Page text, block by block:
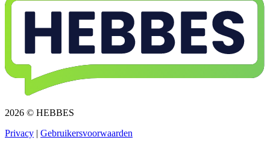
2026 © HEBBES
Privacy​​​​‌ ‍ ​‍​‍‌‍ ‌ ​‍‌‍‍‌‌‍‌ ‌‍‍‌‌‍ ‍​‍​‍​ ‍‍​‍​‍‌ ​ ‌‍​‌‌‍ ‍‌‍‍‌‌ ‌​‌ ‍‌​‍ ‍‌‍‍‌‌‍ ​‍​‍​‍ ​​‍​‍‌‍‍​‌ ​‍‌‍‌‌‌‍‌‍​‍​‍​ ‍‍​‍​‍‌‍‍​‌ ‌​‌ ‌​‌ ​​​ ‍‍​‍ ​‍ ‌‍ ​‌‍ ‌‍​ ‌‍​‌‌‍ ​‌‍‍​‌‍ ‌ ​ ‌ ‌​​ ‍‍​ ​ ​ ​ ​ ​ ​ ​ ​‍ ‌‍‍‌‌‍ ‍‌ ‌​‌‍‌‌‌‍ ‍‌ ‌​​‍ ‌‍‌‌‌‍‌​‌‍‍‌‌ ‌​​‍ ‌‍ ‌‌‍ ‌‍‌​‌‍‌‌​ ‌‌ ​​‌ ​‍‌‍‌‌‌ ​ ‌‍‌‌‌‍ ‍‌ ‌​‌‍​‌‌ ‌​‌‍‍‌‌‍ ‌‍ ‍​ ‍ ‌‍‍‌‌‍‌​​ ‌‌‍‌ ‌‍ ​‌‍ ‌‍​‍‌‍​‌‌‍ ​​ ‍ ‌ ‌​‌ ‍‌‌ ​​‌‍‌‌​ ‌‌‍‌ ‌‍ ​‌‍ ‌‍​‍‌‍​‌‌‍ ​​ ‍ ‌ ​​‌‍​‌‌ ‌​‌‍‍​​ ‌‌‍‌‍‌‍ ‌‍ ‌ ‌​‌‍‌‌‌ ​‍​‍ ‍‌‍ ​‌‍‌‌‌‍‌ ‌‍​‌‌‍ ​​‍‌‌​ ‌‌‌​​‍‌‌ ‌‍‍ ‌‍‌‌‌ ‍‌​‍‌‌​ ​ ‌​‌​​‍‌‌​ ​ ‌​‌​​‍‌‌​ ​‍​ ​‍​ ​‌​ ‍​‌‍‌‌​ ‌‍‌‍‌​‌‍‌‌‌‍‌‌​ ‌‍​ ​ ​ ‍‌​ ‌‌​ ‌​​‍‌‌​ ​‍​ ​‍​‍‌‌​ ‌‌‌​‌​​‍ ‍‌‍ ​‌‍​‌‌‍​‍‌‍‌‌‌‍ ​​ ‌‍​‍‌‍​‌‌ ​ ‌‍‌‌‌‌‌‌‌ ​‍‌‍ ​​ ‌‌‍‍​‌ ‌​‌ ‌​‌ ​​​‍‌‌​ ​ ‌​​‌​‍‌‌​ ​‍‌​‌‍​‍‌‌​ ​‍‌​‌‍‌‍ ​‌‍ ‌‍​ ‌‍​‌‌‍ ​‌‍‍​‌‍ ‌ ​ ‌ ‌​​‍‌‌​ ​ ‌​​‌​ ​ ​ ​ ​ ​ ​ ​ ​‍‌‍‌‍‍‌‌‍‌​​ ‌‌‍‌ ‌‍ ​‌‍ ‌‍​‍‌‍​‌‌‍ ​​‍‌‍‌ ‌​‌ ‍‌‌ ​​‌‍‌‌​ ‌‌‍‌ ‌‍ ​‌‍ ‌‍​‍‌‍​‌‌‍ ​​‍‌‍‌ ​​‌‍​‌‌ ‌​‌‍‍​​ ‌‌‍‌‍‌‍ ‌‍ ‌ ‌​‌‍‌‌‌ ​‍​‍ ‍‌‍ ​‌‍‌‌‌‍‌ ‌‍​‌‌‍ ​​‍‌‌​ ‌‌‌​​‍‌‌ ‌‍‍ ‌‍‌‌‌ ‍‌​‍‌‌​ ​ ‌​‌​​‍‌‌​ ​ ‌​‌​​‍‌‌​ ​‍​ ​‍​ ​‌​ ‍​‌‍‌‌​ ‌‍‌‍‌​‌‍‌‌‌‍‌‌​ ‌‍​ ​ ​ ‍‌​ ‌‌​ ‌​​‍‌‌​ ​‍​ ​‍​‍‌‌​ ‌‌‌​‌​​‍ ‍‌‍ ​‌‍​‌‌‍​‍‌‍‌‌‌‍ ​​‍‌‍‌ ​​‌‍‌‌‌ ​‍‌ ​ ‌ ​​‌‍‌‌‌‍​ ‌ ‌​‌‍‍‌‌ ‌‍‌‍‌‌​ ‌‌ ​​‌ ‌‌‌‍​‍‌‍ ​‌‍‍‌‌ ​ ‌‍‍​‌‍‌‌‌‍‌​​‍​‍‌ ‌ | Gebruikersvoorwaarden​​​​‌ ‍ ​‍​‍‌‍ ‌ ​‍‌‍‍‌‌‍‌ ‌‍‍‌‌‍ ‍​‍​‍​ ‍‍​‍​‍‌ ​ ‌‍​‌‌‍ ‍‌‍‍‌‌ ‌​‌ ‍‌​‍ ‍‌‍‍‌‌‍ ​‍​‍​‍ ​​‍​‍‌‍‍​‌ ​‍‌‍‌‌‌‍‌‍​‍​‍​ ‍‍​‍​‍‌‍‍​‌ ‌​‌ ‌​‌ ​​​ ‍‍​‍ ​‍ ‌‍ ​‌‍ ‌‍​ ‌‍​‌‌‍ ​‌‍‍​‌‍ ‌ ​ ‌ ‌​​ ‍‍​ ​ ​ ​ ​ ​ ​ ​ ​‍ ‌‍‍‌‌‍ ‍‌ ‌​‌‍‌‌‌‍ ‍‌ ‌​​‍ ‌‍‌‌‌‍‌​‌‍‍‌‌ ‌​​‍ ‌‍ ‌‌‍ ‌‍‌​‌‍‌‌​ ‌‌ ​​‌ ​‍‌‍‌‌‌ ​ ‌‍‌‌‌‍ ‍‌ ‌​‌‍​‌‌ ‌​‌‍‍‌‌‍ ‌‍ ‍​ ‍ ‌‍‍‌‌‍‌​​ ‌‌‍‌ ‌‍ ​‌‍ ‌‍​‍‌‍​‌‌‍ ​​ ‍ ‌ ‌​‌ ‍‌‌ ​​‌‍‌‌​ ‌‌‍‌ ‌‍ ​‌‍ ‌‍​‍‌‍​‌‌‍ ​​ ‍ ‌ ​​‌‍​‌‌ ‌​‌‍‍​​ ‌‌‍‌‍‌‍ ‌‍ ‌ ‌​‌‍‌‌‌ ​‍​‍ ‍‌‍ ​‌‍‌‌‌‍‌ ‌‍​‌‌‍ ​​‍‌‌​ ‌‌‌​​‍‌‌ ‌‍‍ ‌‍‌‌‌ ‍‌​‍‌‌​ ​ ‌​‌​​‍‌‌​ ​ ‌​‌​​‍‌‌​ ​‍​ ​‍​ ​​‌‍​ ‌‍‌‍​ ‌‍​ ‌​‌‍‌​​ ​ ‌‍‌‌​ ​ ​ ​‌​ ‍‌​ ​‍​‍‌‌​ ​‍​ ​‍​‍‌‌​ ‌‌‌​‌​​‍ ‍‌‍ ​‌‍​‌‌‍​‍‌‍‌‌‌‍ ​​ ‌‍​‍‌‍​‌‌ ​ ‌‍‌‌‌‌‌‌‌ ​‍‌‍ ​​ ‌‌‍‍​‌ ‌​‌ ‌​‌ ​​​‍‌‌​ ​ ‌​​‌​‍‌‌​ ​‍‌​‌‍​‍‌‌​ ​‍‌​‌‍‌‍ ​‌‍ ‌‍​ ‌‍​‌‌‍ ​‌‍‍​‌‍ ‌ ​ ‌ ‌​​‍‌‌​ ​ ‌​​‌​ ​ ​ ​ ​ ​ ​ ​ ​‍‌‍‌‍‍‌‌‍‌​​ ‌‌‍‌ ‌‍ ​‌‍ ‌‍​‍‌‍​‌‌‍ ​​‍‌‍‌ ‌​‌ ‍‌‌ ​​‌‍‌‌​ ‌‌‍‌ ‌‍ ​‌‍ ‌‍​‍‌‍​‌‌‍ ​​‍‌‍‌ ​​‌‍​‌‌ ‌​‌‍‍​​ ‌‌‍‌‍‌‍ ‌‍ ‌ ‌​‌‍‌‌‌ ​‍​‍ ‍‌‍ ​‌‍‌‌‌‍‌ ‌‍​‌‌‍ ​​‍‌‌​ ‌‌‌​​‍‌‌ ‌‍‍ ‌‍‌‌‌ ‍‌​‍‌‌​ ​ ‌​‌​​‍‌‌​ ​ ‌​‌​​‍‌‌​ ​‍​ ​‍​ ​​‌‍​ ‌‍‌‍​ ‌‍​ ‌​‌‍‌​​ ​ ‌‍‌‌​ ​ ​ ​‌​ ‍‌​ ​‍​‍‌‌​ ​‍​ ​‍​‍‌‌​ ‌‌‌​‌​​‍ ‍‌‍ ​‌‍​‌‌‍​‍‌‍‌‌‌‍ ​​‍‌‍‌ ​​‌‍‌‌‌ ​‍‌ ​ ‌ ​​‌‍‌‌‌‍​ ‌ ‌​‌‍‍‌‌ ‌‍‌‍‌‌​ ‌‌ ​​‌ ‌‌‌‍​‍‌‍ ​‌‍‍‌‌ ​ ‌‍‍​‌‍‌‌‌‍‌​​‍​‍‌ ‌